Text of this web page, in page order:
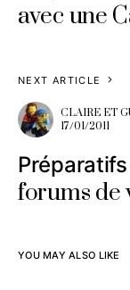
avec une
NEXT ARTICLE
CLAIRE ET
17/01/2011
Préparatifs
forums de
YOU MAY ALSO LIKE